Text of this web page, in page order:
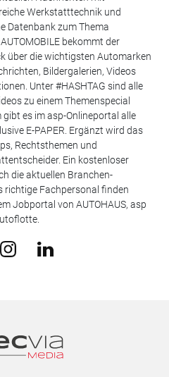
Werkstatttechnik und
Datenbank zum Thema
bekommt der
über die wichtigsten Automarken
Bildergalerien, Videos
Unter #HASHTAG sind alle
zu einem Themenspecial
es im asp-Onlineportal alle
E-PAPER. Ergänzt wird das
Rechtsthemen und
Ein kostenloser
die aktuellen Branchen-
richtige Fachpersonal finden
Jobportal von AUTOHAUS, asp